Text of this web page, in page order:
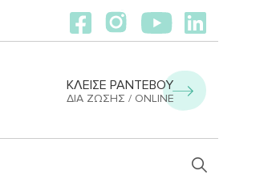
ΚΛΕΙΣΕ ΡΑΝΤΕΒΟΥ
ΔΙΑ ΖΏΣΗΣ / ONLINE